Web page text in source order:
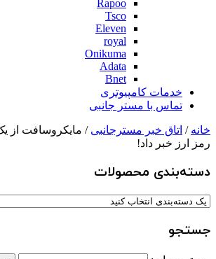
Rapoo
Tsco
Eleven
royal
Onikuma
Adata
Bnet
خدمات کامپیوتری
تماس با مستر جانبی
خانه / اتاق خبر مسترجانبی / مایکروسافت از
رمز ارز خبر داد!
دسته‌بندی‌ محصولات
جستجو